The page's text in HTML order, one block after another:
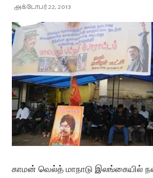
அக்டோபர் 22, 2013
காமன் வெல்த் மாநாடு இலங்கையில்